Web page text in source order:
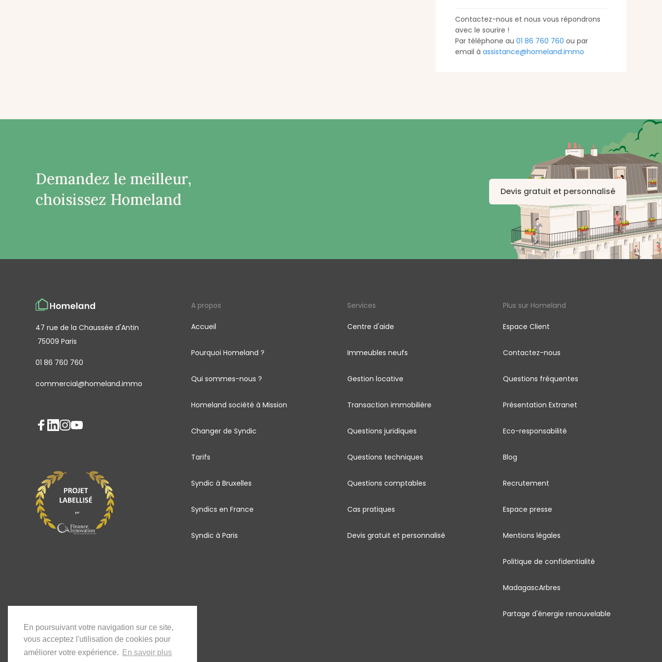
En poursuivant votre navigation sur ce site,
vous acceptez l'utilisation de cookies pour
améliorer votre expérience.
En savoir plus
Contactez-nous et nous vous répondrons
avec le sourire !
Par téléphone au01 86 760 760 ou par
email àassistance@homeland.immo
Demandez le meilleur,
choisissez Homeland
Devis gratuit et personnalisé
47 rue de la Chaussée d'Antin
75009 Paris
01 86 760 760
commercial@homeland.immo
A propos
Accueil
Pourquoi Homeland ?
Qui sommes-nous ?
Homeland société à Mission
Changer de Syndic
Tarifs
Syndic à Bruxelles
Syndics en France
Syndic à Paris
Services
Centre d'aide
Immeubles neufs
Gestion locative
Transaction immobilière
Questions juridiques
Questions techniques
Questions comptables
Cas pratiques
Devis gratuit et personnalisé
Plus sur Homeland
Espace Client
Contactez-nous
Questions fréquentes
Présentation Extranet
Eco-responsabilité
Blog
Recrutement
Espace presse
Mentions légales
Politique de confidentialité
MadagascArbres
Partage d'énergie renouvelable